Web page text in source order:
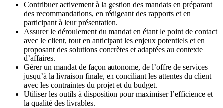
Contribuer activement à la gestion des mandats en préparant
des recommandations, en rédigeant des rapports et en
participant à leur présentation.
Assurer le déroulement du mandat en étant le point de contact
avec le client, tout en anticipant les enjeux potentiels et en
proposant des solutions concrètes et adaptées au contexte
d’affaires.
Gérer un mandat de façon autonome, de l’offre de services
jusqu’à la livraison finale, en conciliant les attentes du client
avec les contraintes du projet et du budget.
Utiliser les outils à disposition pour maximiser l’efficience et
la qualité des livrables.